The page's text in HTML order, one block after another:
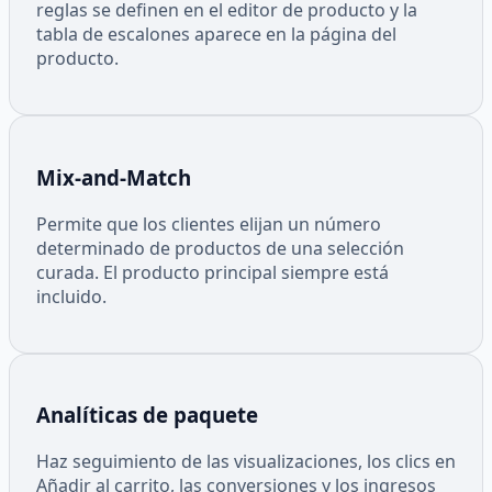
reglas se definen en el editor de producto y la
tabla de escalones aparece en la página del
producto.
Mix-and-Match
Permite que los clientes elijan un número
determinado de productos de una selección
curada. El producto principal siempre está
incluido.
Analíticas de paquete
Haz seguimiento de las visualizaciones, los clics en
Añadir al carrito, las conversiones y los ingresos